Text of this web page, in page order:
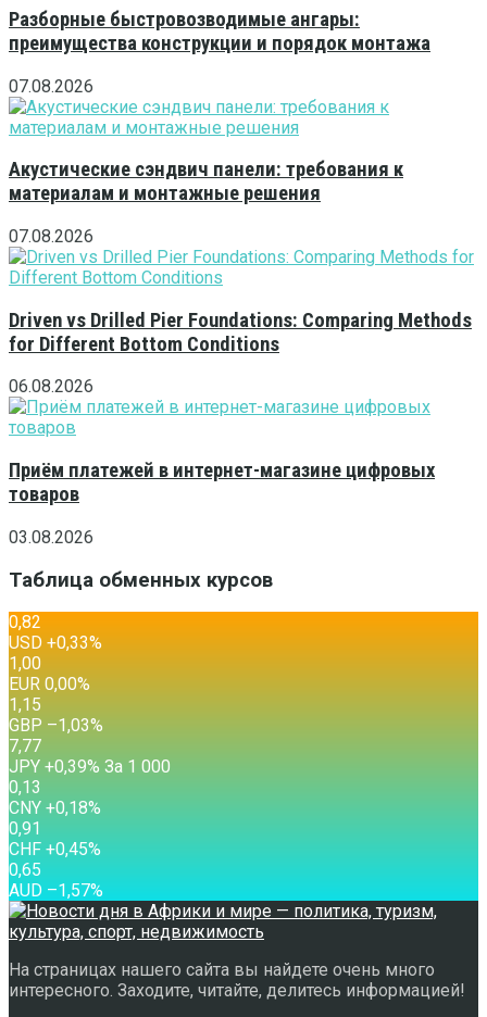
Разборные быстровозводимые ангары:
преимущества конструкции и порядок монтажа
07.08.2026
Акустические сэндвич панели: требования к
материалам и монтажные решения
07.08.2026
Driven vs Drilled Pier Foundations: Comparing Methods
for Different Bottom Conditions
06.08.2026
Приём платежей в интернет-магазине цифровых
товаров
03.08.2026
Таблица обменных курсов
0,82
USD +0,33%
1,00
EUR 0,00%
1,15
GBP –1,03%
7,77
JPY +0,39% За 1 000
0,13
CNY +0,18%
0,91
CHF +0,45%
0,65
AUD –1,57%
На страницах нашего сайта вы найдете очень много
интересного. Заходите, читайте, делитесь информацией!